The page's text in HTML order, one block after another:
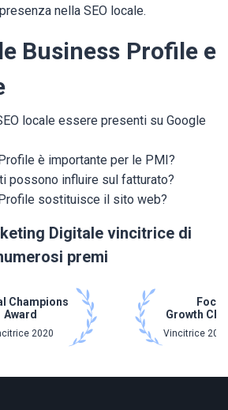
nella SEO locale.
Business Profile e
locale essere presenti su Google
è importante per le PMI?
possono influire sul fatturato?
sostituisce il sito web?
Digitale vincitrice di
premi
Champions
Award
2020
Focus
Growth
Vincitrice